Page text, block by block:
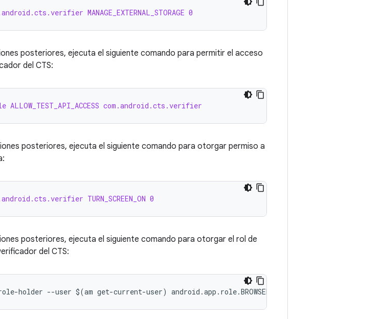
MANAGE_EXTERNAL_STORAGE 0
posteriores, ejecuta el siguiente comando para permitir el acceso
del CTS:
com.android.cts.verifier
posteriores, ejecuta el siguiente comando para otorgar permiso a
TURN_SCREEN_ON 0
posteriores, ejecuta el siguiente comando para otorgar el rol de
del CTS: